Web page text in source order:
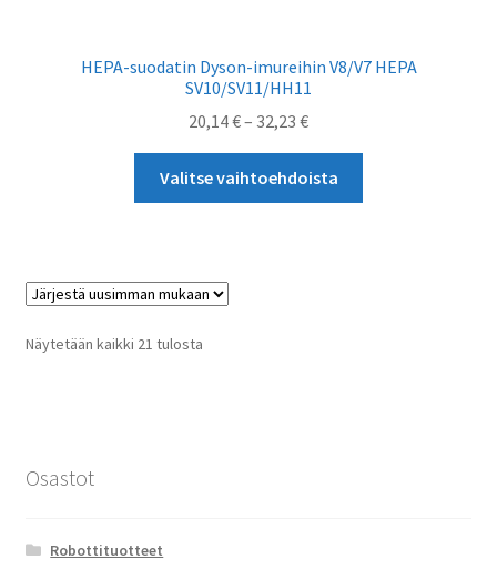
HEPA-suodatin Dyson-imureihin V8/V7 HEPA
SV10/SV11/HH11
20,14€– 32,23 €Hintaluokka:
20,14 €
-
32,23 €
Valitse vaihtoehdoista
Näytetään kaikki 21 tulostaSorted
Osastot
Robottituotteet